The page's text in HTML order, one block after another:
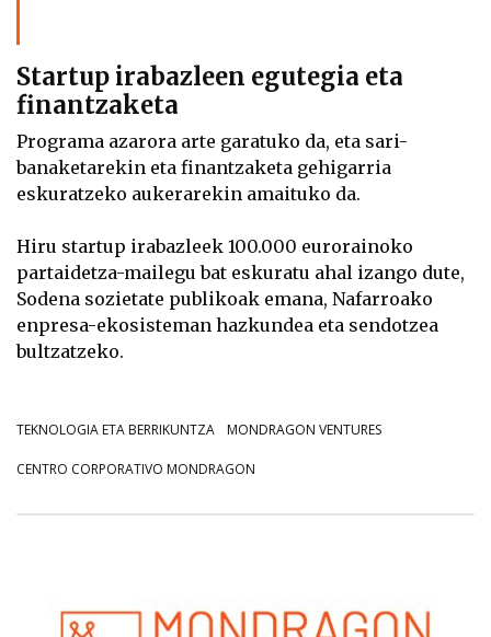
Startup irabazleen egutegia eta
finantzaketa
Programa azarora arte garatuko da, eta sari-
banaketarekin eta finantzaketa gehigarria
eskuratzeko aukerarekin amaituko da.
Hiru startup irabazleek 100.000 eurorainoko
partaidetza-mailegu bat eskuratu ahal izango dute,
Sodena sozietate publikoak emana, Nafarroako
enpresa-ekosisteman hazkundea eta sendotzea
bultzatzeko.
TEKNOLOGIA ETA BERRIKUNTZA MONDRAGON VENTURES
CENTRO CORPORATIVO MONDRAGON